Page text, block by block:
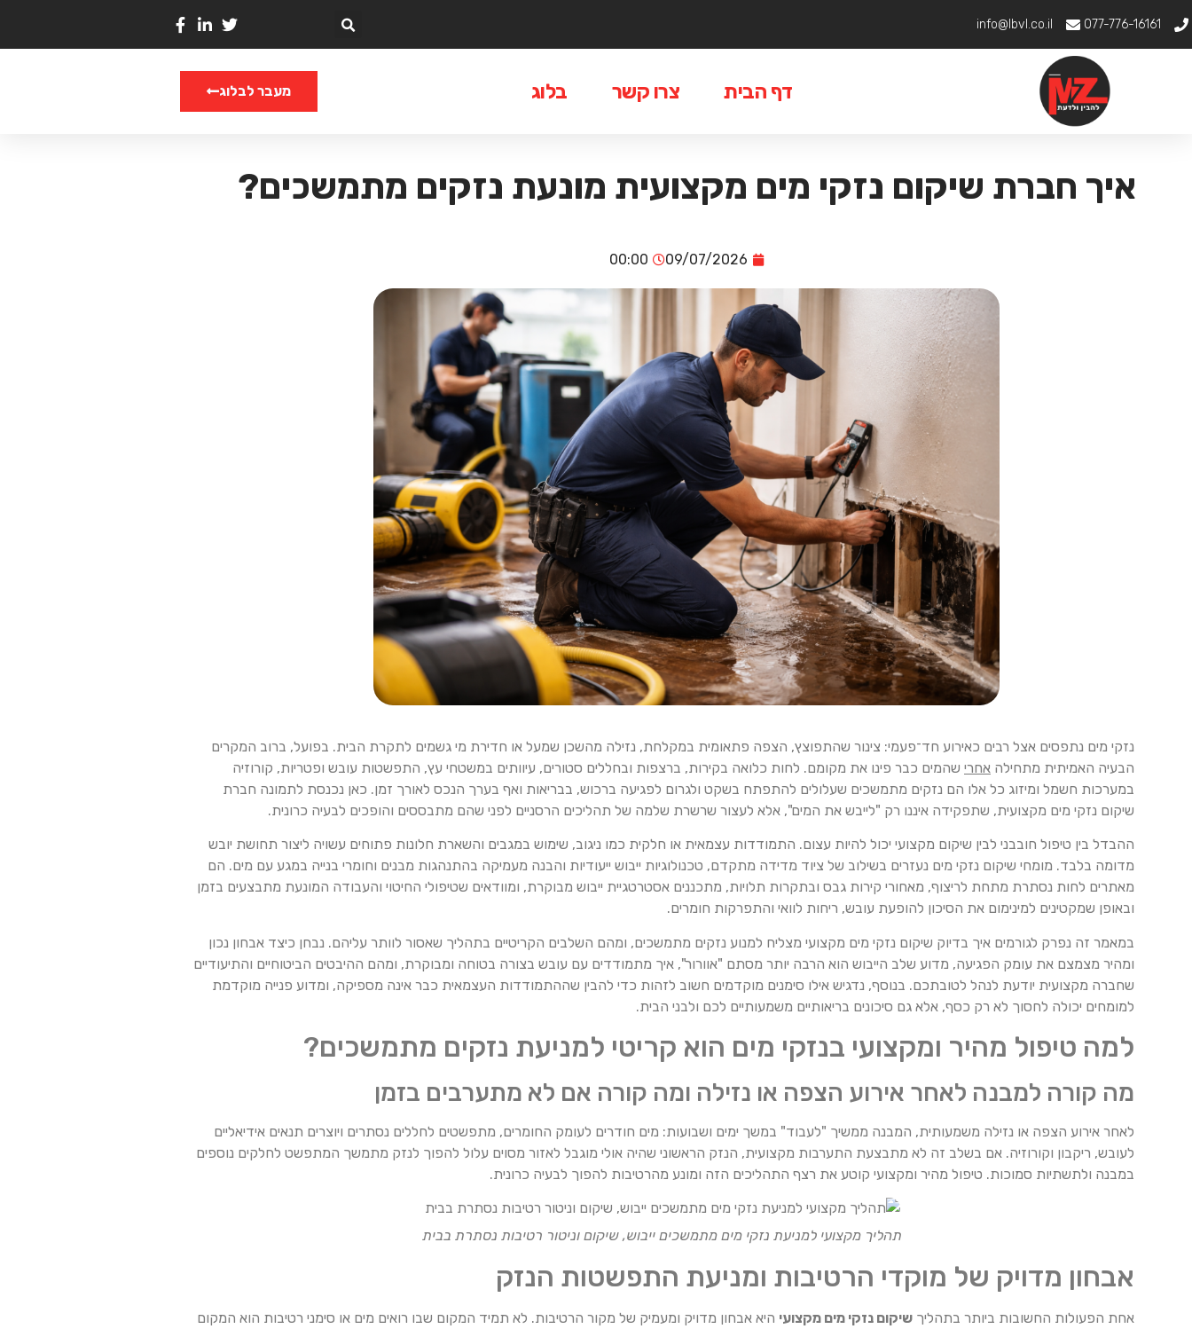
077-776-16161
info@lbvl.co.il
דף הבית צרו קשר בלוג מעבר לבלוג
איך חברת שיקום נזקי מים מקצועית מונעת נזקים מתמשכים?
09/07/2026
00:00
נזקי מים נתפסים אצל רבים כאירוע חד־פעמי: צינור שהתפוצץ, הצפה פתאומית במקלחת, נזילה מהשכן שמעל או חדירת מי גשמים לתקרת הבית. בפועל, ברוב המקרים
הבעיה האמיתית מתחילה אחרי שהמים כבר פינו את מקומם. לחות כלואה בקירות, ברצפות ובחללים סטורים, עיוותים במשטחי עץ, התפשטות עובש ופטריות, קורוזיה
במערכות חשמל ומיזוג כל אלו הם נזקים מתמשכים שעלולים להתפתח בשקט ולגרום לפגיעה ברכוש, בבריאות ואף בערך הנכס לאורך זמן. כאן נכנסת לתמונה חברת
שיקום נזקי מים מקצועית, שתפקידה איננו רק "לייבש את המים", אלא לעצור שרשרת שלמה של תהליכים הרסניים לפני שהם מתבססים והופכים לבעיה כרונית.
ההבדל בין טיפול חובבני לבין שיקום מקצועי יכול להיות עצום. התמודדות עצמאית או חלקית כמו ניגוב, שימוש במגבים והשארת חלונות פתוחים עשויה ליצור תחושת יובש
מדומה בלבד. מומחי שיקום נזקי מים נעזרים בשילוב של ציוד מדידה מתקדם, טכנולוגיות ייבוש ייעודיות והבנה מעמיקה בהתנהגות מבנים וחומרי בנייה במגע עם מים. הם
מאתרים לחות נסתרת מתחת לריצוף, מאחורי קירות גבס ובתקרות תלויות, מתכננים אסטרטגיית ייבוש מבוקרת, ומוודאים שטיפולי החיטוי והעבודה המונעת מתבצעים בזמן
ובאופן שמקטינים למינימום את הסיכון להופעת עובש, ריחות לוואי והתפרקות חומרים.
במאמר זה נפרק לגורמים איך בדיוק שיקום נזקי מים מקצועי מצליח למנוע נזקים מתמשכים, ומהם השלבים הקריטיים בתהליך שאסור לוותר עליהם. נבחן כיצד אבחון נכון
ומהיר מצמצם את עומק הפגיעה, מדוע שלב הייבוש הוא הרבה יותר מסתם "אוורור", איך מתמודדים עם עובש בצורה בטוחה ומבוקרת, ומהם ההיבטים הביטוחיים והתיעודיים
שחברה מקצועית יודעת לנהל לטובתכם. בנוסף, נדגיש אילו סימנים מוקדמים חשוב לזהות כדי להבין שההתמודדות העצמאית כבר אינה מספיקה, ומדוע פנייה מוקדמת
למומחים יכולה לחסוך לא רק כסף, אלא גם סיכונים בריאותיים משמעותיים לכם ולבני הבית.
למה טיפול מהיר ומקצועי בנזקי מים הוא קריטי למניעת נזקים מתמשכים?
מה קורה למבנה לאחר אירוע הצפה או נזילה ומה קורה אם לא מתערבים בזמן
לאחר אירוע הצפה או נזילה משמעותית, המבנה ממשיך "לעבוד" במשך ימים ושבועות: מים חודרים לעומק החומרים, מתפשטים לחללים נסתרים ויוצרים תנאים אידיאליים
לעובש, ריקבון וקורוזיה. אם בשלב זה לא מתבצעת התערבות מקצועית, הנזק הראשוני שהיה אולי מוגבל לאזור מסוים עלול להפוך לנזק מתמשך המתפשט לחלקים נוספים
במבנה ולתשתיות סמוכות. טיפול מהיר ומקצועי קוטע את רצף התהליכים הזה ומונע מהרטיבות להפוך לבעיה כרונית.
תהליך מקצועי למניעת נזקי מים מתמשכים ייבוש, שיקום וניטור רטיבות נסתרת בבית
אבחון מדויק של מוקדי הרטיבות ומניעת התפשטות הנזק
אחת הפעולות החשובות ביותר בתהליך שיקום נזקי מים מקצועי היא אבחון מדויק ומעמיק של מקור הרטיבות. לא תמיד המקום שבו רואים מים או סימני רטיבות הוא המקום